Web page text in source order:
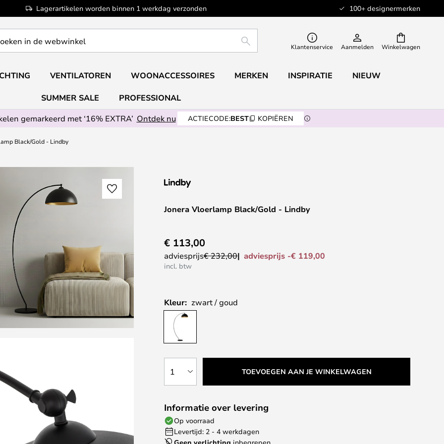
Lagerartikelen worden binnen 1 werkdag verzonden 100+ designermerken
Winkelwagen
ZOEKEN Klantenservice Aanmelden
VENTILATOREN WOONACCESSOIRES MERKEN INSPIRATIE NIEUW
SUMMER SALE
PROFESSIONAL
gemarkeerd met ‘16% EXTRA’ Ontdek nu ACTIECODE:BEST KOPIËREN
Black/Gold - Lindby
Jonera Vloerlamp Black/Gold - Lindby
€ 113,00
adviesprijs€ 232,00 adviesprijs -€ 119,00
incl. btw
Kleur: zwart / goud
1 TOEVOEGEN AAN JE WINKELWAGEN
Informatie over levering
Op voorraad
Levertijd: 2 - 4 werkdagen